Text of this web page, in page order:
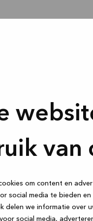
van
om content en
social media te bieden
delen we informatie over
social media,